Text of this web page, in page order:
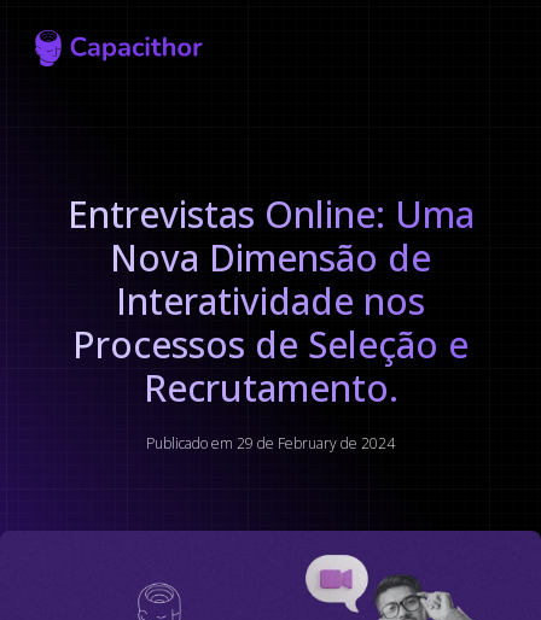
Capacithor
Entrevistas Online: Uma
Nova Dimensão de
Interatividade nos
Processos de Seleção e
Recrutamento.
Publicado em 29 de February de 2024